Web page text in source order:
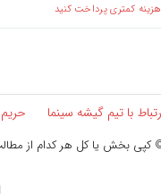
هزینه کمتری پرداخت کنید
با تیم گیشه سینما
کپی بخش یا کل هر کدام از